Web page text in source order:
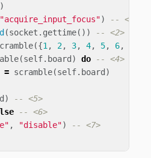
)
"acquire_input_focus")
-- <1>
(socket . gettime())
-- <2>
({1 , 2, 3, 4, 5, 6,
(self. board ) do
-- <4>
= scramble(self. board )
)
-- <5>
-- <6>
, "disable")
-- <7>